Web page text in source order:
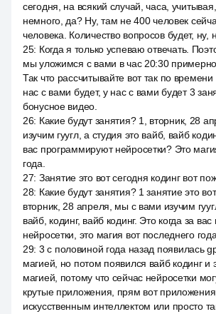
сегодня, на всякий случай, часа,
немного, да? Ну, там не 400 человек
человека. Количество вопросов будет, ну,
25: Когда я только успеваю отвечать.
мы уложимся с вами в час 20:30 примерно
Так что рассчитывайте вот так по времени
нас с вами будет, у нас с вами будет 3
бонусное видео.
26: Какие будут занятия? 1, вторник, 28
изучим гуугл, а студия это вайб, вайб
вас программируют нейросетки? Это
года.
27: Занятие это вот сегодня кодинг вот
28: Какие будут занятия? 1 занятие это
вторник, 28 апреля, мы с вами изучим
вайб, кодинг, вайб кодинг. Это когда за
нейросетки, это магия вот последнего
29: 3 с половиной года назад появилась
магией, но потом появился вайб кодинг и
магией, потому что сейчас нейросетки
крутые приложения, прям вот
искусственным интеллектом или просто